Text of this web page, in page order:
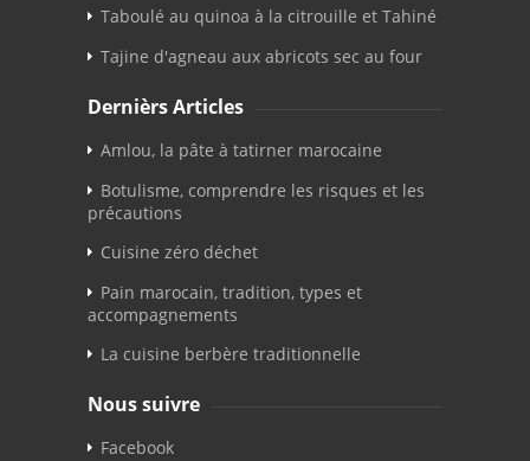
Taboulé au quinoa à la citrouille et Tahiné
Tajine d'agneau aux abricots sec au four
Dernièrs Articles
Amlou, la pâte à tatirner marocaine
Botulisme, comprendre les risques et les
précautions
Cuisine zéro déchet
Pain marocain, tradition, types et
accompagnements
La cuisine berbère traditionnelle
Nous suivre
Facebook